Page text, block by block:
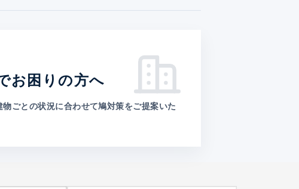
お困りの方へ
ごとの状況に合わせて鳩対策をご提案いた